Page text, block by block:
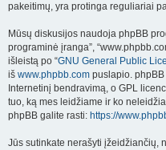
pakeitimų, yra protinga reguliariai
Mūsų diskusijos naudoja phpBB
programinė įranga”,
išleistą po “GNU General Public
iš www.phpbb.com puslapio.
Internetinį bendravimą, o GPL
tuo, ką mes leidžiame ir ko
phpBB galite rasti: https://
Jūs sutinkate nerašyti įžeidžiančių,